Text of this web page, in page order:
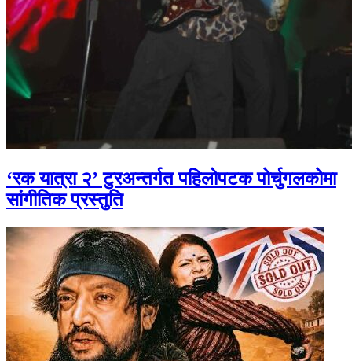
‘रक यात्रा २’ टुरअन्तर्गत पहिलोपटक पोर्चुगलकोमा
सांगीतिक प्रस्तुति